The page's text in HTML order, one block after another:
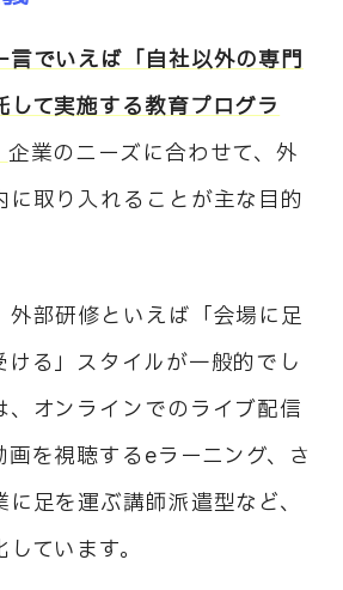
言でいえば「自社以外の専門
して実施する教育プログラ
企業のニーズに合わせて、外
取り入れることが主な目的
外部研修といえば「会場に足
る」スタイルが一般的でし
、オンラインでのライブ配信
を視聴するeラーニング、さ
足を運ぶ講師派遣型など、
ています。